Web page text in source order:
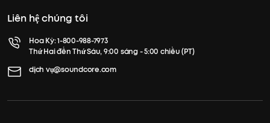
Liên hệ chúng tôi
Hoa Kỳ:1-800-988-7973
Thứ Hai đến Thứ Sáu, 9:00 sáng - 5:00 chiều (PT)
dịch vụ@soundcore.com